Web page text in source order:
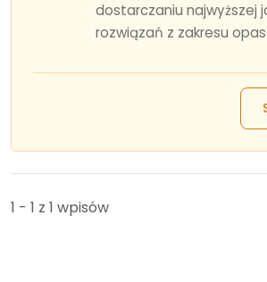
dostarczaniu najwyższej
rozwiązań z zakresu
1 - 1 z 1 wpisów